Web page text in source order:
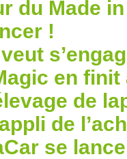
du Made
!
en
de
de
se